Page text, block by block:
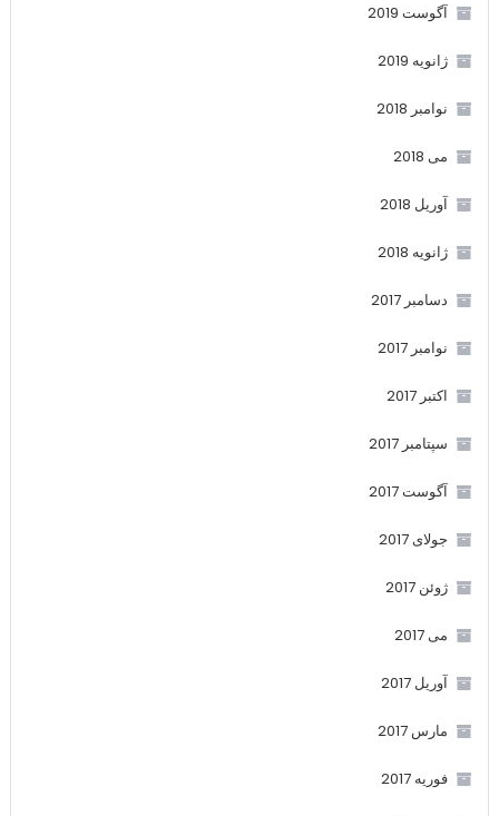
آگوست 2019
ژانویه 2019
نوامبر 2018
می 2018
آوریل 2018
ژانویه 2018
دسامبر 2017
نوامبر 2017
اکتبر 2017
سپتامبر 2017
آگوست 2017
جولای 2017
ژوئن 2017
می 2017
آوریل 2017
مارس 2017
فوریه 2017